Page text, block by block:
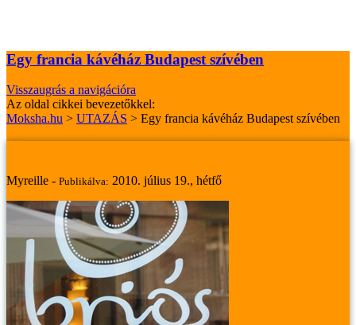
Egy francia kávéház Budapest szívében
Visszaugrás a navigációra
Az oldal cikkei bevezetőkkel:
Moksha.hu > UTAZÁS > Egy francia kávéház Budapest szívében
Myreille - Publikálva: 2010. július 19., hétfő